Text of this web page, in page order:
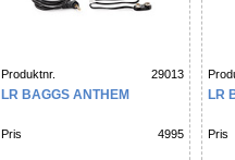
Produktnr. 29013
LR BAGGS ANTHEM
Pris 4995
LR
Pris